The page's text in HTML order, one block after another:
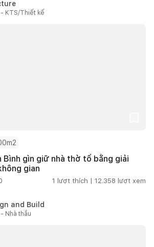
KTS/Thiết kế
Bình gìn giữ nhà thờ tổ bằng giải
gian
1 lượt thích | 12.358 lượt xem
and Build
Nhà thầu